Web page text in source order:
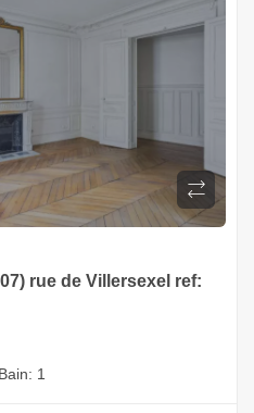
rue de Villersexel ref:
1